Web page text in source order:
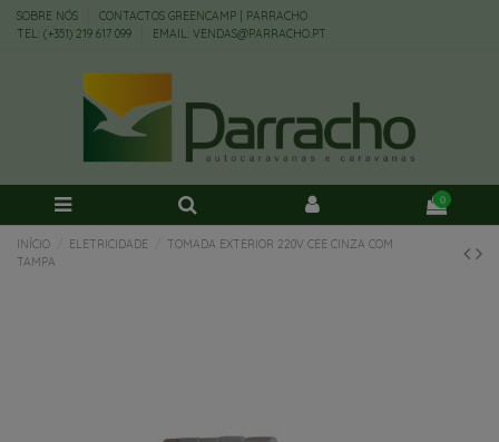
SOBRE NÓS
CONTACTOS GREENCAMP | PARRACHO
TEL: (+351) 219 617 099
EMAIL: VENDAS@PARRACHO.PT
0
INÍCIO ELETRICIDADE
TOMADA EXTERIOR 220V CEE CINZA COM
TAMPA